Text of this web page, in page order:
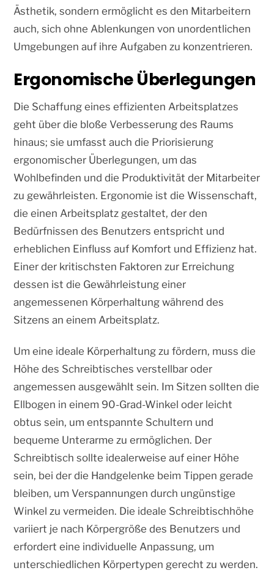
Ästhetik, sondern ermöglicht es den Mitarbeitern
auch, sich ohne Ablenkungen von unordentlichen
Umgebungen auf ihre Aufgaben zu konzentrieren.
Ergonomische Überlegungen
Die Schaffung eines effizienten Arbeitsplatzes
geht über die bloße Verbesserung des Raums
hinaus; sie umfasst auch die Priorisierung
ergonomischer Überlegungen, um das
Wohlbefinden und die Produktivität der Mitarbeiter
zu gewährleisten. Ergonomie ist die Wissenschaft,
die einen Arbeitsplatz gestaltet, der den
Bedürfnissen des Benutzers entspricht und
erheblichen Einfluss auf Komfort und Effizienz hat.
Einer der kritischsten Faktoren zur Erreichung
dessen ist die Gewährleistung einer
angemessenen Körperhaltung während des
Sitzens an einem Arbeitsplatz.
Um eine ideale Körperhaltung zu fördern, muss die
Höhe des Schreibtisches verstellbar oder
angemessen ausgewählt sein. Im Sitzen sollten die
Ellbogen in einem 90-Grad-Winkel oder leicht
obtus sein, um entspannte Schultern und
bequeme Unterarme zu ermöglichen. Der
Schreibtisch sollte idealerweise auf einer Höhe
sein, bei der die Handgelenke beim Tippen gerade
bleiben, um Verspannungen durch ungünstige
Winkel zu vermeiden. Die ideale Schreibtischhöhe
variiert je nach Körpergröße des Benutzers und
erfordert eine individuelle Anpassung, um
unterschiedlichen Körpertypen gerecht zu werden.